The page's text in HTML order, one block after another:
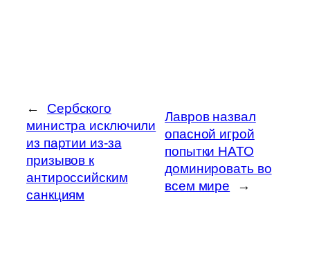
←
Сербского
министра исключили
из партии из-за
призывов к
антироссийским
санкциям
Лавров назвал
опасной игрой
попытки НАТО
доминировать во
всем мире
→